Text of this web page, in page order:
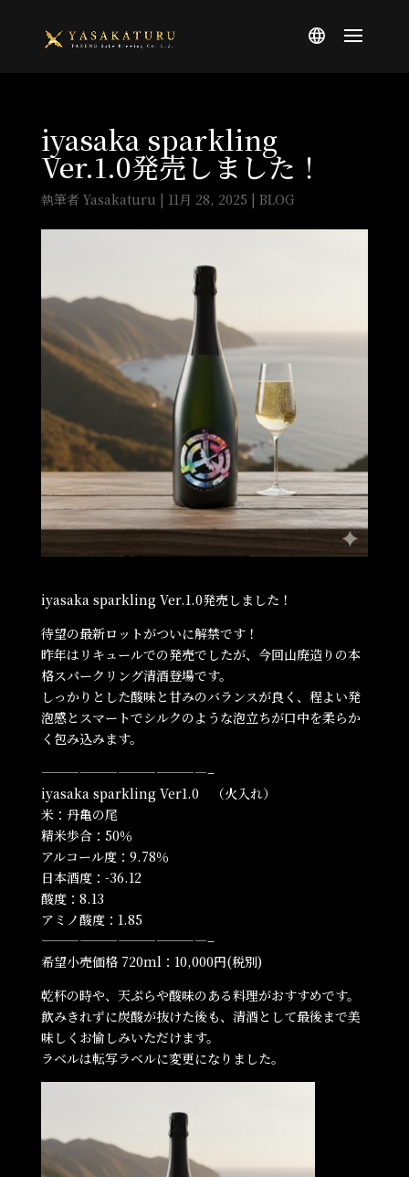
iyasaka sparkling
Ver.1.0発売しました！
執筆者 Yasakaturu | 11月 28, 2025 | BLOG
iyasaka sparkling Ver.1.0発売しました！
待望の最新ロットがついに解禁です！
昨年はリキュールでの発売でしたが、今回山廃造りの本
格スパークリング清酒登場です。
しっかりとした酸味と甘みのバランスが良く、程よい発
泡感とスマートでシルクのような泡立ちが口中を柔らか
く包み込みます。
—————————————–
iyasaka sparkling Ver1.0 （火入れ）
米：丹亀の尾
精米歩合：50％
アルコール度：9.78％
日本酒度：-36.12
酸度：8.13
アミノ酸度：1.85
—————————————–
希望小売価格 720ml：10,000円(税別)
乾杯の時や、天ぷらや酸味のある料理がおすすめです。
飲みきれずに炭酸が抜けた後も、清酒として最後まで美
味しくお愉しみいただけます。
ラベルは転写ラベルに変更になりました。